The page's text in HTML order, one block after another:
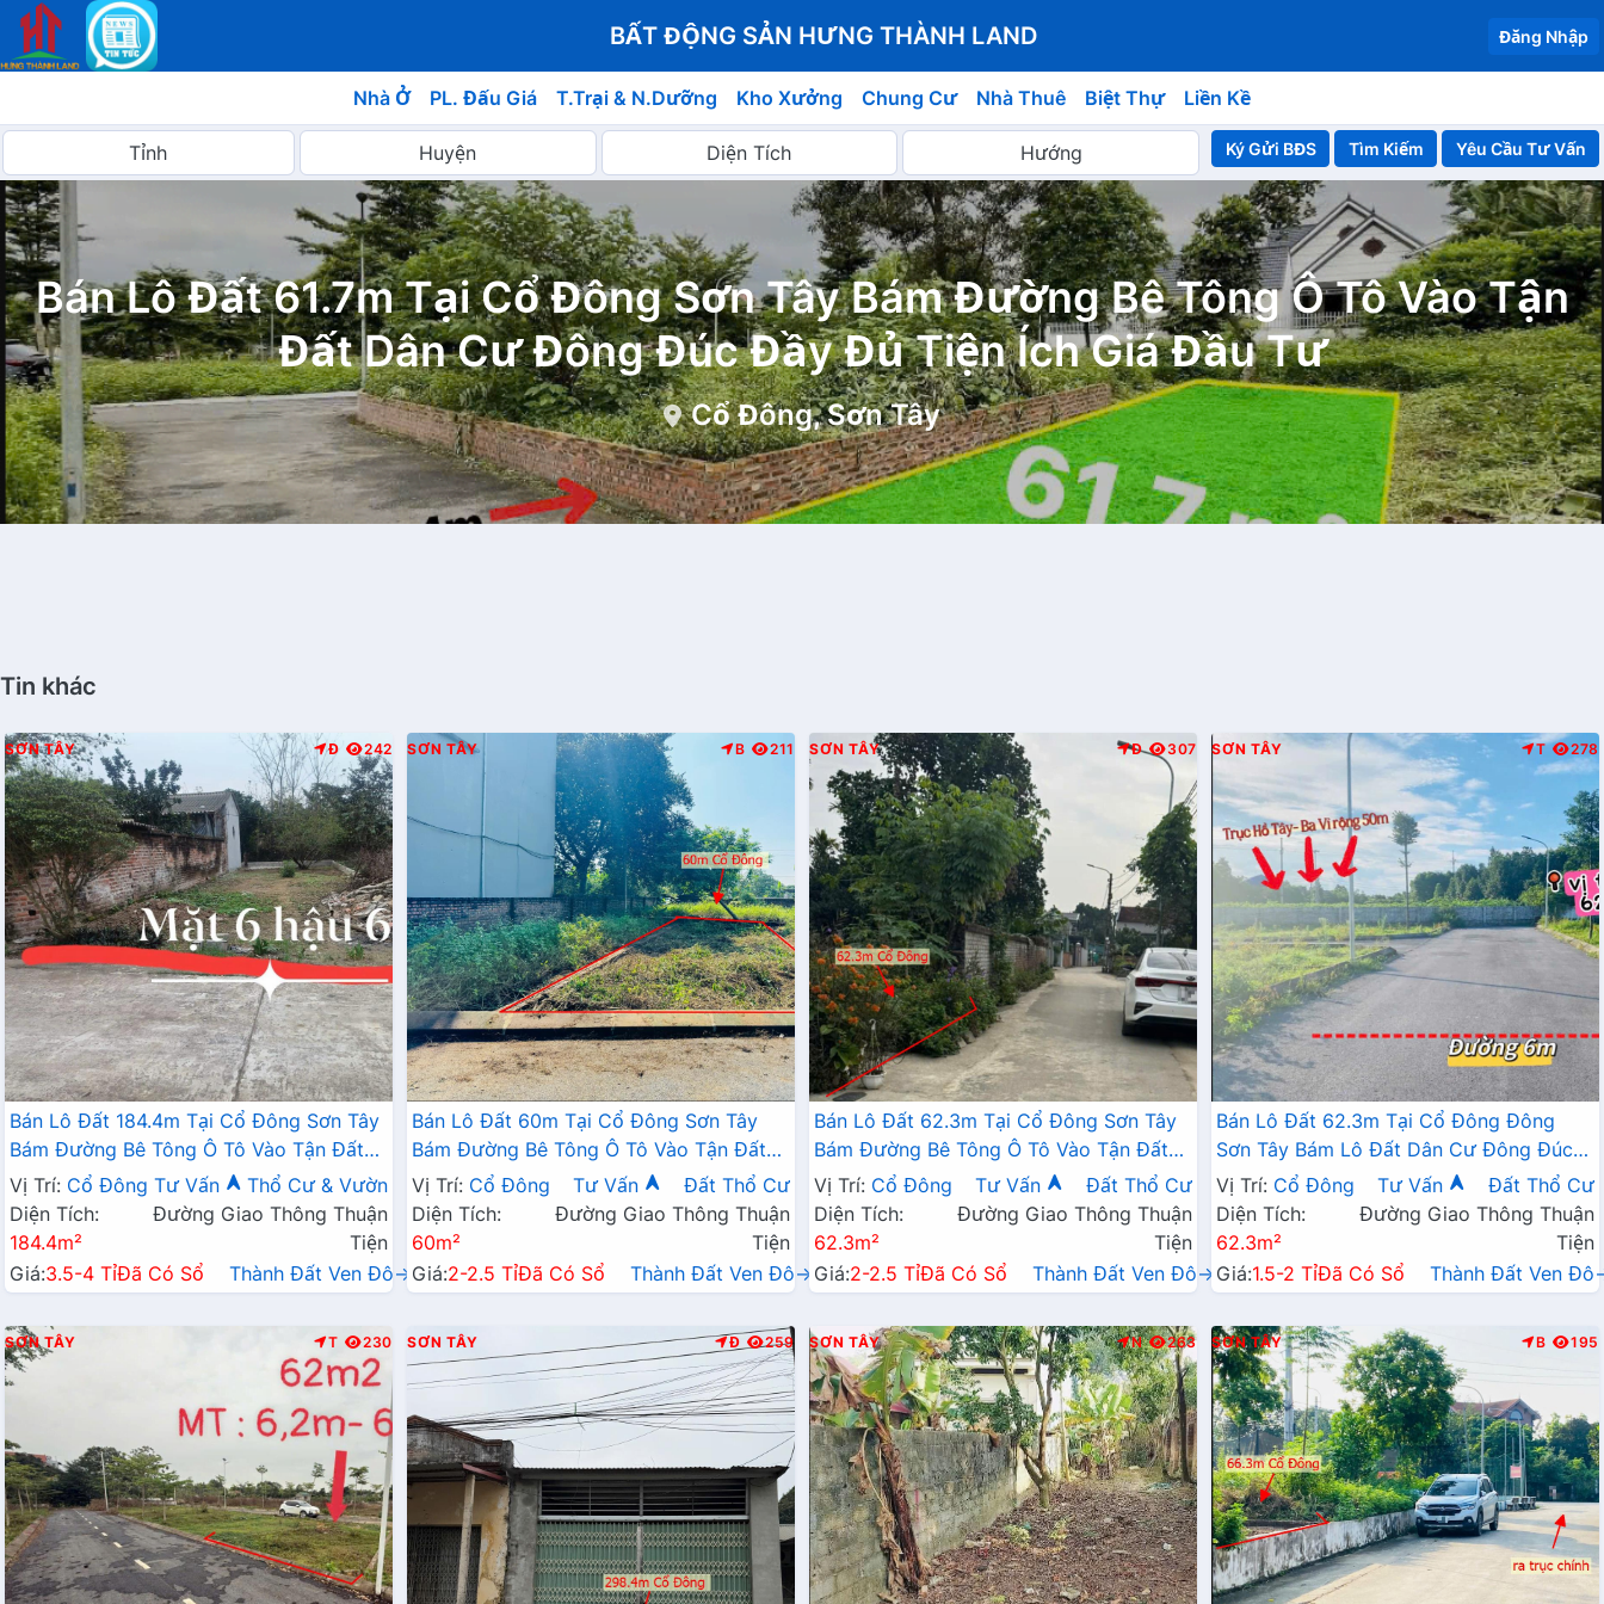
BẤT ĐỘNG SẢN HƯNG THÀNH LAND Đăng Nhập
Nhà Ở PL. Đấu Giá T.Trại & N.Dưỡng Kho Xưởng Chung Cư Nhà Thuê Biệt Thự Liền Kề
Ký Gửi BĐS Yêu Cầu Tư Vấn
Bán Lô Đất 61.7m Tại Cổ Đông Sơn Tây Bám Đường Bê Tông Ô Tô Vào Tận
Đất Dân Cư Đông Đúc Đầy Đủ Tiện Ích Giá Đầu Tư
Cổ Đông, Sơn Tây
Tin khác
SƠN TÂY Đ 242
Bán Lô Đất 184.4m Tại Cổ Đông Sơn Tây
Bám Đường Bê Tông Ô Tô Vào Tận Đất
Dân Cư Đông Sát Trường Sĩ Quan Lục
Quân
Vị Trí: Cổ Đông Tư Vấn
Thổ Cư & Vườn
Diện Tích:
184.4m²
Đường Giao Thông Thuận
Tiện
Giá:3.5-4 TỉĐã Có Sổ Thành Đất Ven Đô→
SƠN TÂY B 211
Bán Lô Đất 60m Tại Cổ Đông Sơn Tây
Bám Đường Bê Tông Ô Tô Vào Tận Đất
Dân Cư Đông Gần Khu CNC Hòa Lạc Giá
Đầu Tư
Vị Trí: Cổ Đông Tư Vấn
Đất Thổ Cư
Diện Tích:
60m²
Đường Giao Thông Thuận
Tiện
Giá:2-2.5 TỉĐã Có Sổ Thành Đất Ven Đô→
SƠN TÂY Đ 307
Bán Lô Đất 62.3m Tại Cổ Đông Sơn Tây
Bám Đường Bê Tông Ô Tô Vào Tận Đất
Dân Cư Đông Đúc Thân Thiện Gần Chợ
Trường Học Giá Đầu Tư
Vị Trí: Cổ Đông Tư Vấn
Đất Thổ Cư
Diện Tích:
62.3m²
Đường Giao Thông Thuận
Tiện
Giá:2-2.5 TỉĐã Có Sổ Thành Đất Ven Đô→
SƠN TÂY T 278
Bán Lô Đất 62.3m Tại Cổ Đông Đông
Sơn Tây Bám Lô Đất Dân Cư Đông Đúc
Thân Thiện Sổ Đỏ Pháp Lý Rõ Ràng Sẵn
Sàng Công Chứng
Vị Trí: Cổ Đông Tư Vấn
Đất Thổ Cư
Diện Tích:
62.3m²
Đường Giao Thông Thuận
Tiện
Giá:1.5-2 TỉĐã Có Sổ Thành Đất Ven
SƠN TÂY T 230 SƠN TÂY Đ 259 SƠN TÂY N 263 SƠN TÂY B 195